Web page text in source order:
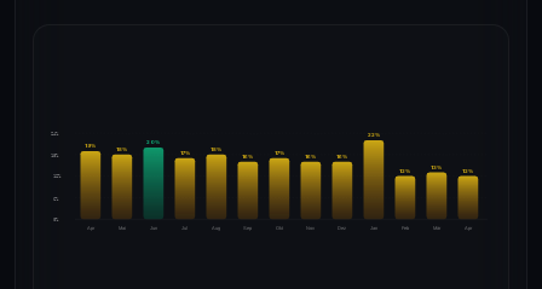
24%
18%
12%
6%
0%
Apr
19%
Mai
18%
Jun
20%
Jul
17%
Aug
18%
Sep
16%
Okt
17%
Nov
16%
Dez
16%
Jan
22%
Feb
12%
Mär
13%
Apr
12%